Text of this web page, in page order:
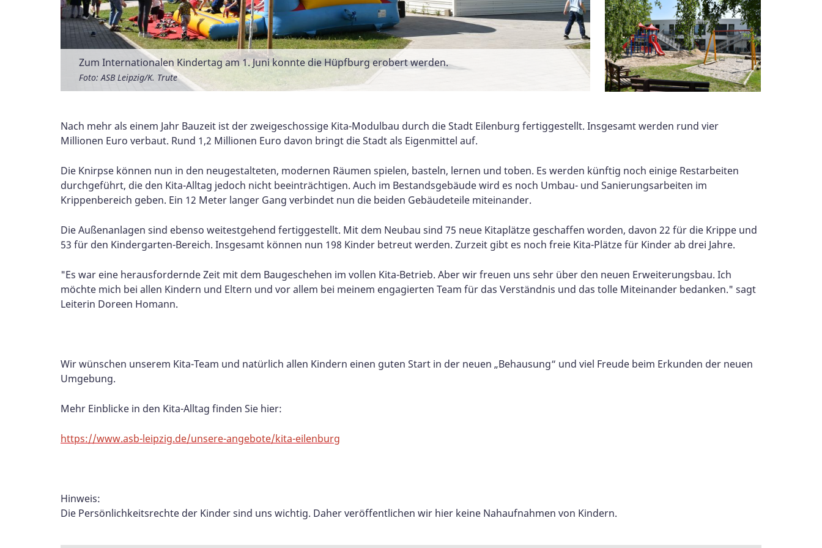
Zum Internationalen Kindertag am 1. Juni konnte die Hüpfburg erobert werden.
Foto: ASB Leipzig/K. Trute
Blick auf Spielplatz und Erweiterungsbau
Foto: ASB Leipzig/K. Trute
Blick auf Erweiterungsbau mit Treppen
Foto: ASB Leipzig/K. Trute
Blick in die neuen Räume im Obergeschoss
Foto: ASB Leipzig/K. Trute
Neues funktionales Mobiliar in den Kita-Räumen
Foto: ASB Leipzig/K. Trute
Alles gut sortiert in der Garderobe
Foto: ASB Leipzig/K. Trute
Garderobe: Ein Kästchen für jedes Kind
Foto: ASB Leipzig/K. Trute
Viel Stauraum für Matten und Spielzeug
Foto: ASB Leipzig/K. Trute
Tolle Ausstattung auch im Badbereich
Foto: ASB Leipzig/K. Trute
Ein Übergang verbindet altes und neues Gebäude miteinander
Foto: ASB Leipzig/K. Trute
Im Bestandsgebäude werden die Räume des Krippenbereiches modernisiert.
Foto: ASB Leipzig/K. Trute
Ein Projekt mit vielen Kooperationspartnern
Foto: ASB Leipzig/K. Trute
Nach mehr als einem Jahr Bauzeit ist der zweigeschossige Kita-Modulbau durch die Stadt Eilenburg fertiggestellt. Insgesamt werden rund vier
Millionen Euro verbaut. Rund 1,2 Millionen Euro davon bringt die Stadt als Eigenmittel auf.
Die Knirpse können nun in den neugestalteten, modernen Räumen spielen, basteln, lernen und toben. Es werden künftig noch einige Restarbeiten
durchgeführt, die den Kita-Alltag jedoch nicht beeinträchtigen. Auch im Bestandsgebäude wird es noch Umbau- und Sanierungsarbeiten im
Krippenbereich geben. Ein 12 Meter langer Gang verbindet nun die beiden Gebäudeteile miteinander.
Die Außenanlagen sind ebenso weitestgehend fertiggestellt. Mit dem Neubau sind 75 neue Kitaplätze geschaffen worden, davon 22 für die Krippe und
53 für den Kindergarten-Bereich. Insgesamt können nun 198 Kinder betreut werden. Zurzeit gibt es noch freie Kita-Plätze für Kinder ab drei Jahre.
"Es war eine herausfordernde Zeit mit dem Baugeschehen im vollen Kita-Betrieb. Aber wir freuen uns sehr über den neuen Erweiterungsbau. Ich
möchte mich bei allen Kindern und Eltern und vor allem bei meinem engagierten Team für das Verständnis und das tolle Miteinander bedanken." sagt
Leiterin Doreen Homann.
Wir wünschen unserem Kita-Team und natürlich allen Kindern einen guten Start in der neuen „Behausung“ und viel Freude beim Erkunden der neuen
Umgebung.
Mehr Einblicke in den Kita-Alltag finden Sie hier:
https://www.asb-leipzig.de/unsere-angebote/kita-eilenburg
Hinweis:
Die Persönlichkeitsrechte der Kinder sind uns wichtig. Daher veröffentlichen wir hier keine Nahaufnahmen von Kindern.